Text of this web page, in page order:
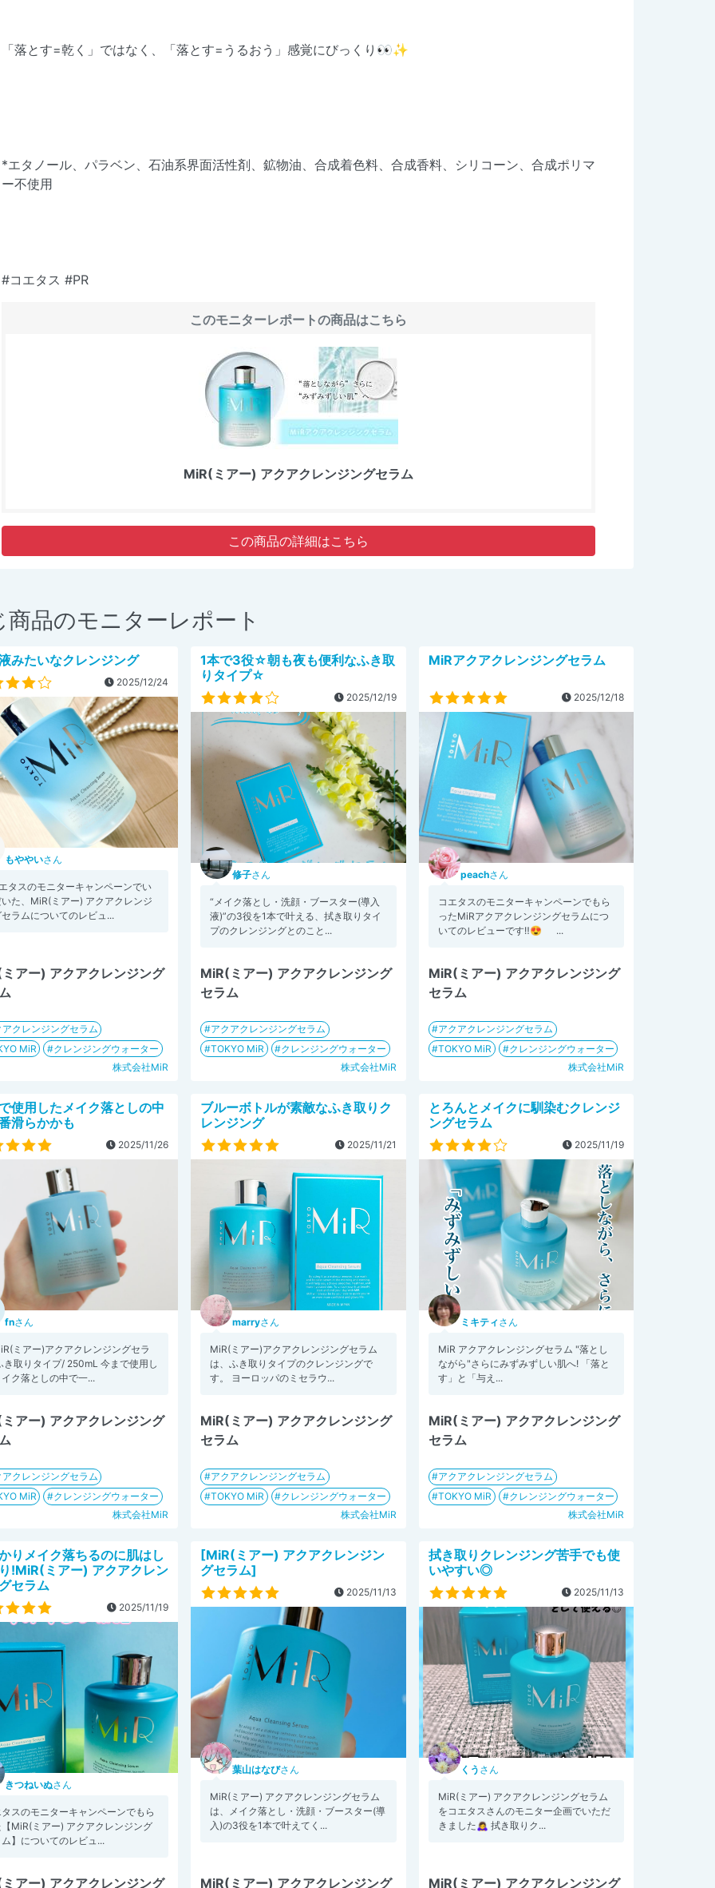
「落とす=乾く」ではなく、「落とす=うるおう」感覚にびっくり👀✨
*エタノール、パラベン、石油系界面活性剤、鉱物油、合成着色料、合成香料、シリコーン、合成ポリマ
ー不使用
#コエタス #PR
このモニターレポートの商品はこちら
MiR(ミアー) アクアクレンジングセラム
この商品の詳細はこちら
商品のモニターレポート
みたいなクレンジング
2025/12/24
もややいさん
タスのモニターキャンペーンでい
た、MiR(ミアー) アクアクレンジ
ラムについてのレビュ...
アー) アクアクレンジング
クレンジングセラム
MiR
クレンジングウォーター
株式会社MiR
1本で3役☆朝も夜も便利なふき取
りタイプ☆
2025/12/19
修子さん
“メイク落とし・洗顔・ブースター(導入
液)”の3役を1本で叶える、拭き取りタイ
プのクレンジングとのこと...
MiR(ミアー) アクアクレンジング
セラム
アクアクレンジングセラム
TOKYO MiR
クレンジングウォーター
株式会社MiR
MiRアクアクレンジングセラム
2025/12/18
peachさん
コエタスのモニターキャンペーンでもら
ったMiRアクアクレンジングセラムにつ
いてのレビューです‼️😍 ...
MiR(ミアー) アクアクレンジング
セラム
アクアクレンジングセラム
TOKYO MiR
クレンジングウォーター
株式会社MiR
使用したメイク落としの中
滑らかかも
2025/11/26
fnさん
ミアー)アクアクレンジングセラ
き取りタイプ/ 250mL 今まで使用し
ク落としの中で一...
アー) アクアクレンジング
クレンジングセラム
MiR
クレンジングウォーター
株式会社MiR
ブルーボトルが素敵なふき取りク
レンジング
2025/11/21
marryさん
MiR(ミアー)アクアクレンジングセラム
は、ふき取りタイプのクレンジングで
す。 ヨーロッパのミセラウ...
MiR(ミアー) アクアクレンジング
セラム
アクアクレンジングセラム
TOKYO MiR
クレンジングウォーター
株式会社MiR
とろんとメイクに馴染むクレンジ
ングセラム
2025/11/19
ミキティ さん
MiR アクアクレンジングセラム "落とし
ながら"さらにみずみずしい肌へ! 「落と
す」と「与え...
MiR(ミアー) アクアクレンジング
セラム
アクアクレンジングセラム
TOKYO MiR
クレンジングウォーター
株式会社MiR
りメイク落ちるのに肌はし
!MiR(ミアー) アクアクレン
セラム
2025/11/19
きつねいぬさん
スのモニターキャンペーンでもら
MiR(ミアー) アクアクレンジング
】についてのレビュ...
アー) アクアクレンジング
[MiR(ミアー) アクアクレンジン
グセラム]
2025/11/13
葉山はなびさん
MiR(ミアー) アクアクレンジングセラム
は、メイク落とし・洗顔・ブースター(導
入)の3役を1本で叶えてく...
MiR(ミアー) アクアクレンジング
拭き取りクレンジング苦手でも使
いやすい◎
2025/11/13
くう さん
MiR(ミアー) アクアクレンジングセラム
をコエタスさんのモニター企画でいただ
きました🙇‍♀ 拭き取りク...
MiR(ミアー) アクアクレンジング